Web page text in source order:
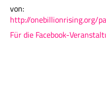
von:
http://onebillionrising.org/
Für die Facebook-